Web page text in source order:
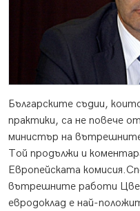
Българските съдии,
практики, са не повече
министър на
Той продължи и
Европейската комисия.
вътрешните работи
евродоклад е най-